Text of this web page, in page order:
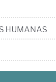
HUMANAS